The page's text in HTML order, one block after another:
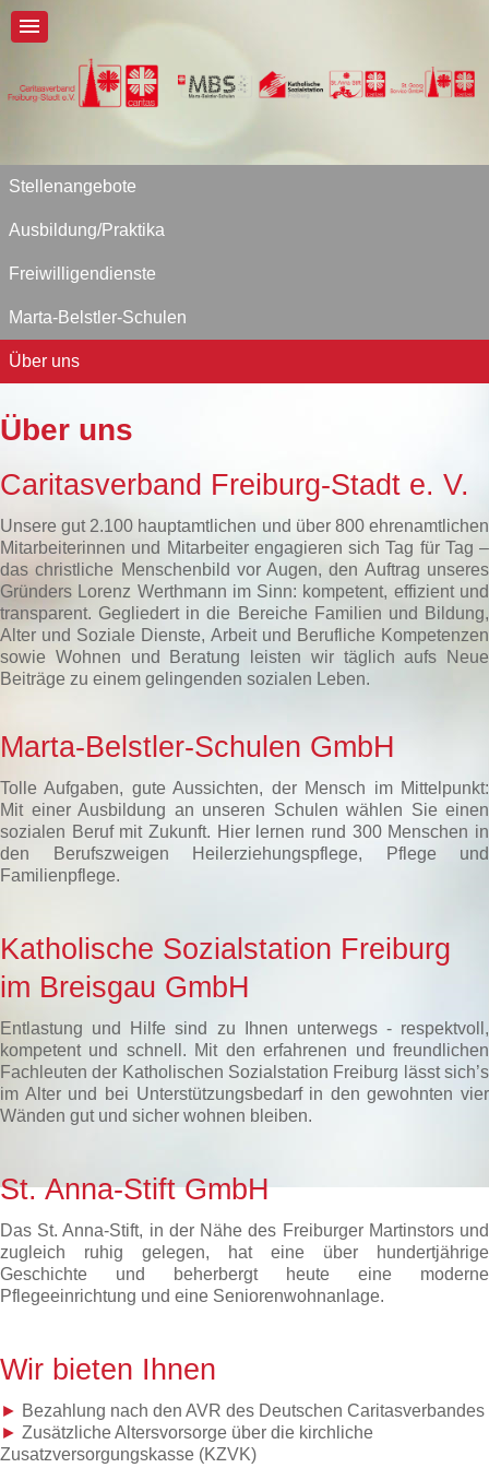
Stellenangebote
Ausbildung/Praktika
Freiwilligendienste
Marta-Belstler-Schulen
Über uns
Über uns
Caritasverband Freiburg-Stadt e. V.
Unsere gut 2.100 hauptamtlichen und über 800 ehrenamtlichen
Mitarbeiterinnen und Mitarbeiter engagieren sich Tag für Tag –
das christliche Menschenbild vor Augen, den Auftrag unseres
Gründers Lorenz Werthmann im Sinn: kompetent, effizient und
transparent. Gegliedert in die Bereiche Familien und Bildung,
Alter und Soziale Dienste, Arbeit und Berufliche Kompetenzen
sowie Wohnen und Beratung leisten wir täglich aufs Neue
Beiträge zu einem gelingenden sozialen Leben.
Marta-Belstler-Schulen GmbH
Tolle Aufgaben, gute Aussichten, der Mensch im Mittelpunkt:
Mit einer Ausbildung an unseren Schulen wählen Sie einen
sozialen Beruf mit Zukunft. Hier lernen rund 300 Menschen in
den Berufszweigen Heilerziehungspflege, Pflege und
Familienpflege.
Katholische Sozialstation Freiburg
im Breisgau GmbH
Entlastung und Hilfe sind zu Ihnen unterwegs - respektvoll,
kompetent und schnell. Mit den erfahrenen und freundlichen
Fachleuten der Katholischen Sozialstation Freiburg lässt sich’s
im Alter und bei Unterstützungsbedarf in den gewohnten vier
Wänden gut und sicher wohnen bleiben.
St. Anna-Stift GmbH
Das St. Anna-Stift, in der Nähe des Freiburger Martinstors und
zugleich ruhig gelegen, hat eine über hundertjährige
Geschichte und beherbergt heute eine moderne
Pflegeeinrichtung und eine Seniorenwohnanlage.
Wir bieten Ihnen
► Bezahlung nach den AVR des Deutschen Caritasverbandes
► Zusätzliche Altersvorsorge über die kirchliche
Zusatzversorgungskasse (KZVK)